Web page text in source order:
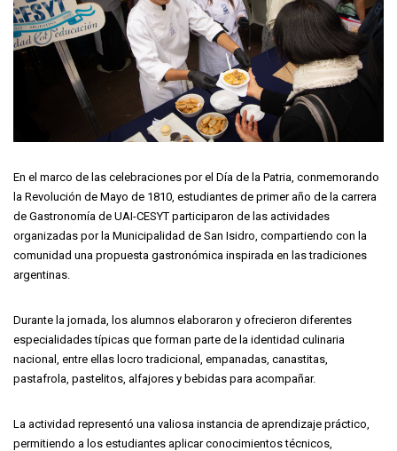
En el marco de las celebraciones por el Día de la Patria, conmemorando
la Revolución de Mayo de 1810, estudiantes de primer año de la carrera
de Gastronomía de UAI-CESYT participaron de las actividades
organizadas por la Municipalidad de San Isidro, compartiendo con la
comunidad una propuesta gastronómica inspirada en las tradiciones
argentinas.
Durante la jornada, los alumnos elaboraron y ofrecieron diferentes
especialidades típicas que forman parte de la identidad culinaria
nacional, entre ellas locro tradicional, empanadas, canastitas,
pastafrola, pastelitos, alfajores y bebidas para acompañar.
La actividad representó una valiosa instancia de aprendizaje práctico,
permitiendo a los estudiantes aplicar conocimientos técnicos,